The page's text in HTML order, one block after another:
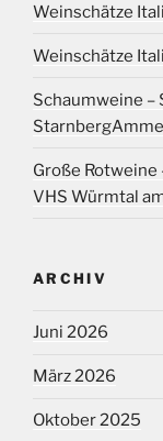
Weinschätze
Weinschätze
Schaumweine –
Große
VHS Würmtal
ARCHIV
Juni 2026
März 2026
Oktober 2025